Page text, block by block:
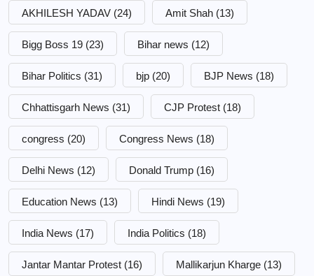
AKHILESH YADAV (24) Amit Shah (13)
Bigg Boss 19 (23) Bihar news (12)
Bihar Politics (31) bjp (20) BJP News (18)
Chhattisgarh News (31) CJP Protest (18)
congress (20) Congress News (18)
Delhi News (12) Donald Trump (16)
Education News (13) Hindi News (19)
India News (17) India Politics (18)
Jantar Mantar Protest (16) Mallikarjun Kharge (13)